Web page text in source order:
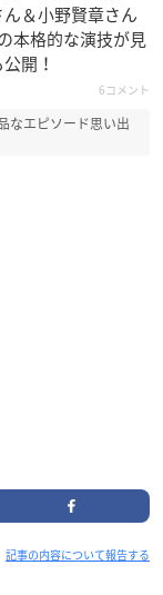
＆小野賢章さん
本格的な演技が見
開！
6コメント
なエピソード思い出
記事の内容について報告する